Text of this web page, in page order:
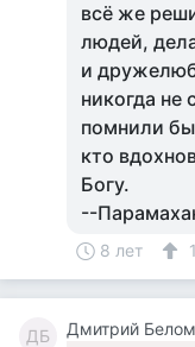
всё же
людей,
и
никогда не
помнили
кто
Богу.
--
8 лет 1
ДБ Дмитрий